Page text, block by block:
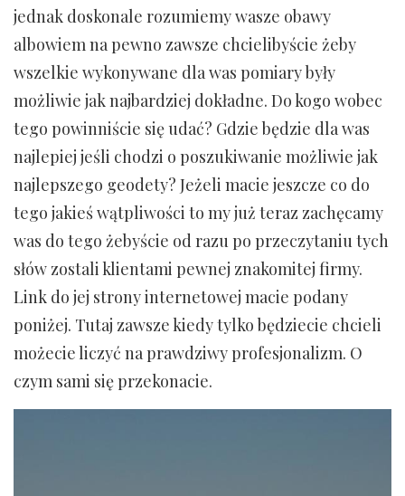
jednak doskonale rozumiemy wasze obawy
albowiem na pewno zawsze chcielibyście żeby
wszelkie wykonywane dla was pomiary były
możliwie jak najbardziej dokładne. Do kogo wobec
tego powinniście się udać? Gdzie będzie dla was
najlepiej jeśli chodzi o poszukiwanie możliwie jak
najlepszego geodety? Jeżeli macie jeszcze co do
tego jakieś wątpliwości to my już teraz zachęcamy
was do tego żebyście od razu po przeczytaniu tych
słów zostali klientami pewnej znakomitej firmy.
Link do jej strony internetowej macie podany
poniżej. Tutaj zawsze kiedy tylko będziecie chcieli
możecie liczyć na prawdziwy profesjonalizm. O
czym sami się przekonacie.